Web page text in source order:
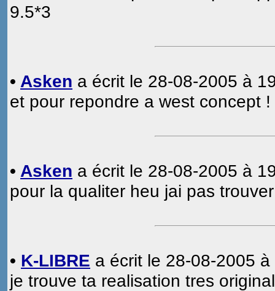
9.5*3
• Asken a écrit le 28-08-2005 à
et pour repondre a west concept
• Asken a écrit le 28-08-2005 à
pour la qualiter heu jai pas
• K-LIBRE a écrit le 28-08-2005
je trouve ta realisation tres